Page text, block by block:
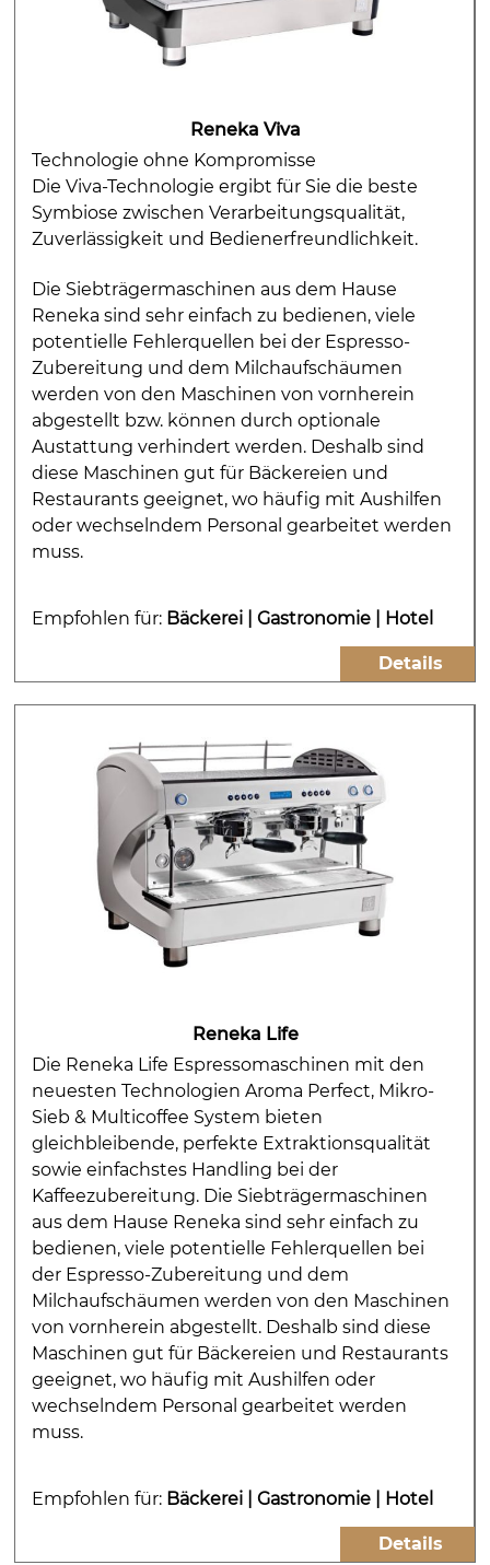
Reneka Viva
Technologie ohne Kompromisse
Die Viva-Technologie ergibt für Sie die beste
Symbiose zwischen Verarbeitungsqualität,
Zuverlässigkeit und Bedienerfreundlichkeit.
Die Siebträgermaschinen aus dem Hause
Reneka sind sehr einfach zu bedienen, viele
potentielle Fehlerquellen bei der Espresso-
Zubereitung und dem Milchaufschäumen
werden von den Maschinen von vornherein
abgestellt bzw. können durch optionale
Austattung verhindert werden. Deshalb sind
diese Maschinen gut für Bäckereien und
Restaurants geeignet, wo häufig mit Aushilfen
oder wechselndem Personal gearbeitet werden
muss.
Empfohlen für: Bäckerei Gastronomie Hotel
Details
Reneka Life
Die Reneka Life Espressomaschinen mit den
neuesten Technologien Aroma Perfect, Mikro-
Sieb & Multicoffee System bieten
gleichbleibende, perfekte Extraktionsqualität
sowie einfachstes Handling bei der
Kaffeezubereitung. Die Siebträgermaschinen
aus dem Hause Reneka sind sehr einfach zu
bedienen, viele potentielle Fehlerquellen bei
der Espresso-Zubereitung und dem
Milchaufschäumen werden von den Maschinen
von vornherein abgestellt. Deshalb sind diese
Maschinen gut für Bäckereien und Restaurants
geeignet, wo häufig mit Aushilfen oder
wechselndem Personal gearbeitet werden
muss.
Empfohlen für: Bäckerei Gastronomie Hotel
Details